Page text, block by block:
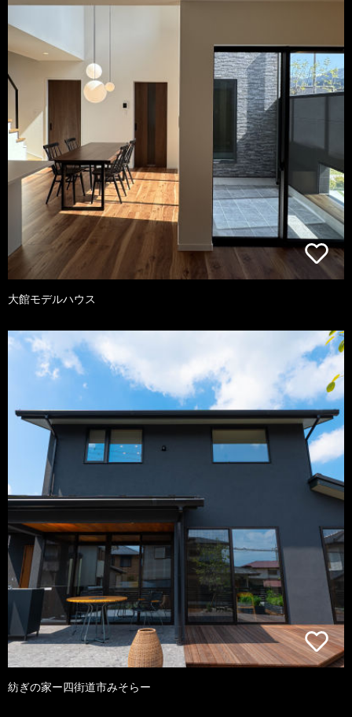
大館モデルハウス
紡ぎの家ー四街道市みそらー